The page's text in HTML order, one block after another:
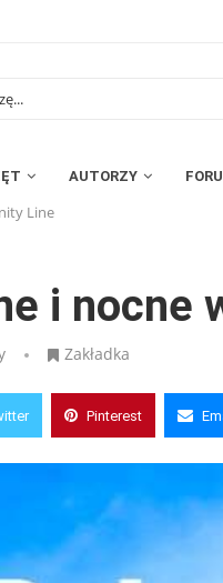
AUTORZY
Line
i nocne
Zakładka
Pinterest